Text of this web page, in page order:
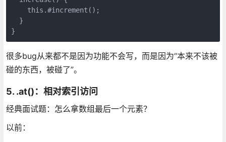
    this.#increment();
  }
}
很多bug从来都不是因为功能不会写，而是因为“本来不该被
碰的东西，被碰了”。
5. .at()：相对索引访问
经典面试题：怎么拿数组最后一个元素？
以前：